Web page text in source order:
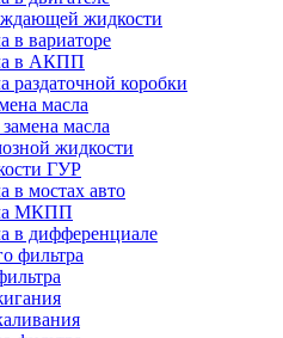
жидкости
в вариаторе
в АКПП
раздаточной коробки
масла
масла
жидкости
ГУР
в мостах авто
МКПП
в дифференциале
фильтра